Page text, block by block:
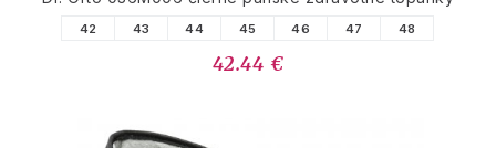
42 43 44 45 46 47 48
42.44 €